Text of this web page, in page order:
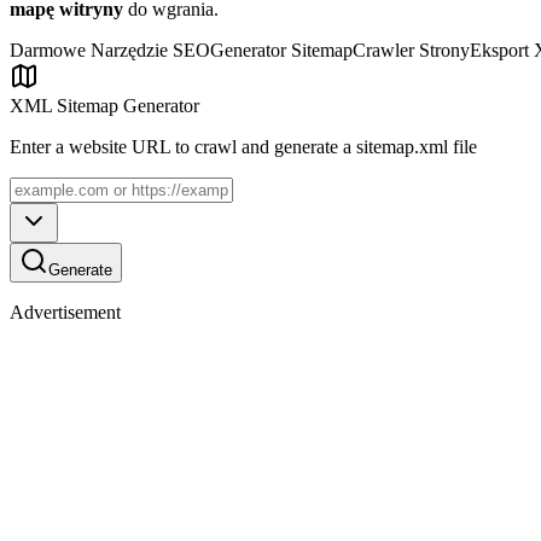
mapę witryny do wgrania.
Darmowe Narzędzie SEOGenerator SitemapCrawler StronyEksport
XML Sitemap Generator
Enter a website URL to crawl and generate a sitemap.xml file
Generate
Advertisement